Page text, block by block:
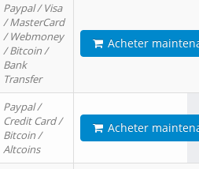
Paypal / Visa
/ MasterCard
/ Webmoney
/ Bitcoin /
Bank
Transfer
Acheter
Paypal /
Credit Card /
Bitcoin /
Altcoins
Acheter